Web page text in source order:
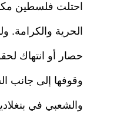
احتلت فلسطين
الحرية
حصار أو انتهاك
وقوفها إلى جانب
والشعبي في